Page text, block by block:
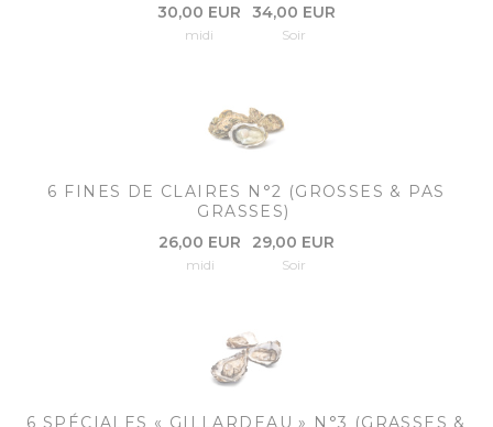
30,00 EUR
midi
34,00 EUR
Soir
6 FINES DE CLAIRES N°2 (GROSSES & PAS
GRASSES)
26,00 EUR
midi
29,00 EUR
Soir
6 SPÉCIALES « GILLARDEAU » N°3 (GRASSES &